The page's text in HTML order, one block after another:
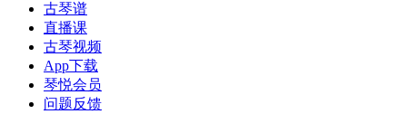
古琴谱
直播课
古琴视频
App下载
琴悦会员
问题反馈